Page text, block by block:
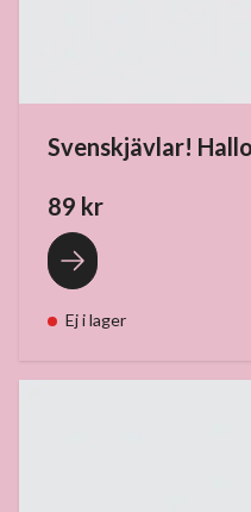
Svenskjävlar!
89 kr
Ej i lager